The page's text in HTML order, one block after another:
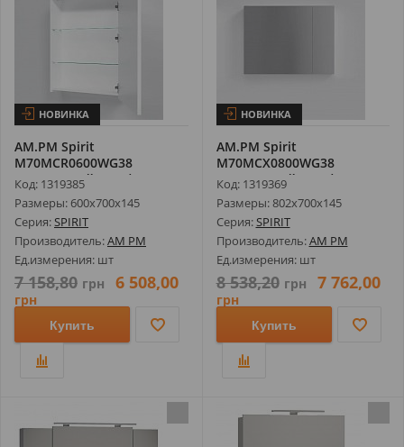
НОВИНКА
AM.PM Spirit
M70MCR0600WG38
Зеркальный Шкаф, 60 см,
...
Код: 1319385
Размеры: 600х700х145
Серия:SPIRIT
Производитель:AM PM
Ед.измерения: шт
7 158,80 грн 6 508,00
грн
Купить
НОВИНКА
AM.PM Spirit
M70MCX0800WG38
Зеркальный Шкаф, 80 см,
...
Код: 1319369
Размеры: 802х700х145
Серия:SPIRIT
Производитель:AM PM
Ед.измерения: шт
8 538,20 грн 7 762,00
грн
Купить